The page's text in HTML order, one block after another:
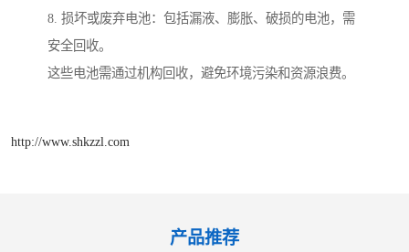
8. 损坏或废弃电池：包括漏液、膨胀、破损的电池，需
安全回收。
这些电池需通过机构回收，避免环境污染和资源浪费。
http://www.shkzzl.com
产品推荐